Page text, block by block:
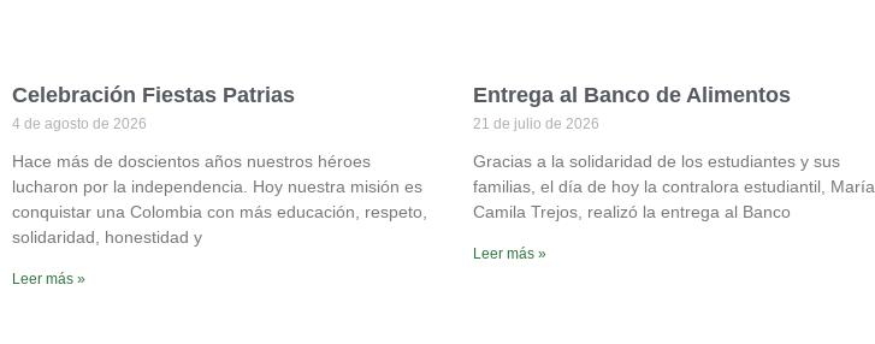
Celebración Fiestas Patrias
4 de agosto de 2026
Hace más de doscientos años nuestros héroes
lucharon por la independencia. Hoy nuestra misión es
conquistar una Colombia con más educación, respeto,
solidaridad, honestidad y
Leer más »
Entrega al Banco de Alimentos
21 de julio de 2026
Gracias a la solidaridad de los estudiantes y sus
familias, el día de hoy la contralora estudiantil, María
Camila Trejos, realizó la entrega al Banco
Leer más »